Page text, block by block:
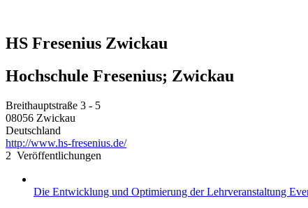
HS Fresenius Zwickau
Hochschule Fresenius; Zwickau
Breithauptstraße 3 - 5
08056 Zwickau
Deutschland
http://www.hs-fresenius.de/
2 Veröffentlichungen
Die Entwicklung und Optimierung der Lehrveranstaltung